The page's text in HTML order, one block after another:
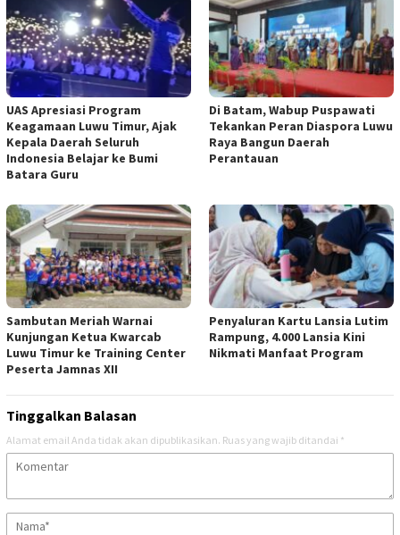
UAS Apresiasi Program
Keagamaan Luwu Timur, Ajak
Kepala Daerah Seluruh
Indonesia Belajar ke Bumi
Batara Guru
Di Batam, Wabup Puspawati
Tekankan Peran Diaspora Luwu
Raya Bangun Daerah
Perantauan
Sambutan Meriah Warnai
Kunjungan Ketua Kwarcab
Luwu Timur ke Training Center
Peserta Jamnas XII
Penyaluran Kartu Lansia Lutim
Rampung, 4.000 Lansia Kini
Nikmati Manfaat Program
Tinggalkan Balasan
Alamat email Anda tidak akan dipublikasikan. Ruas yang wajib ditandai *